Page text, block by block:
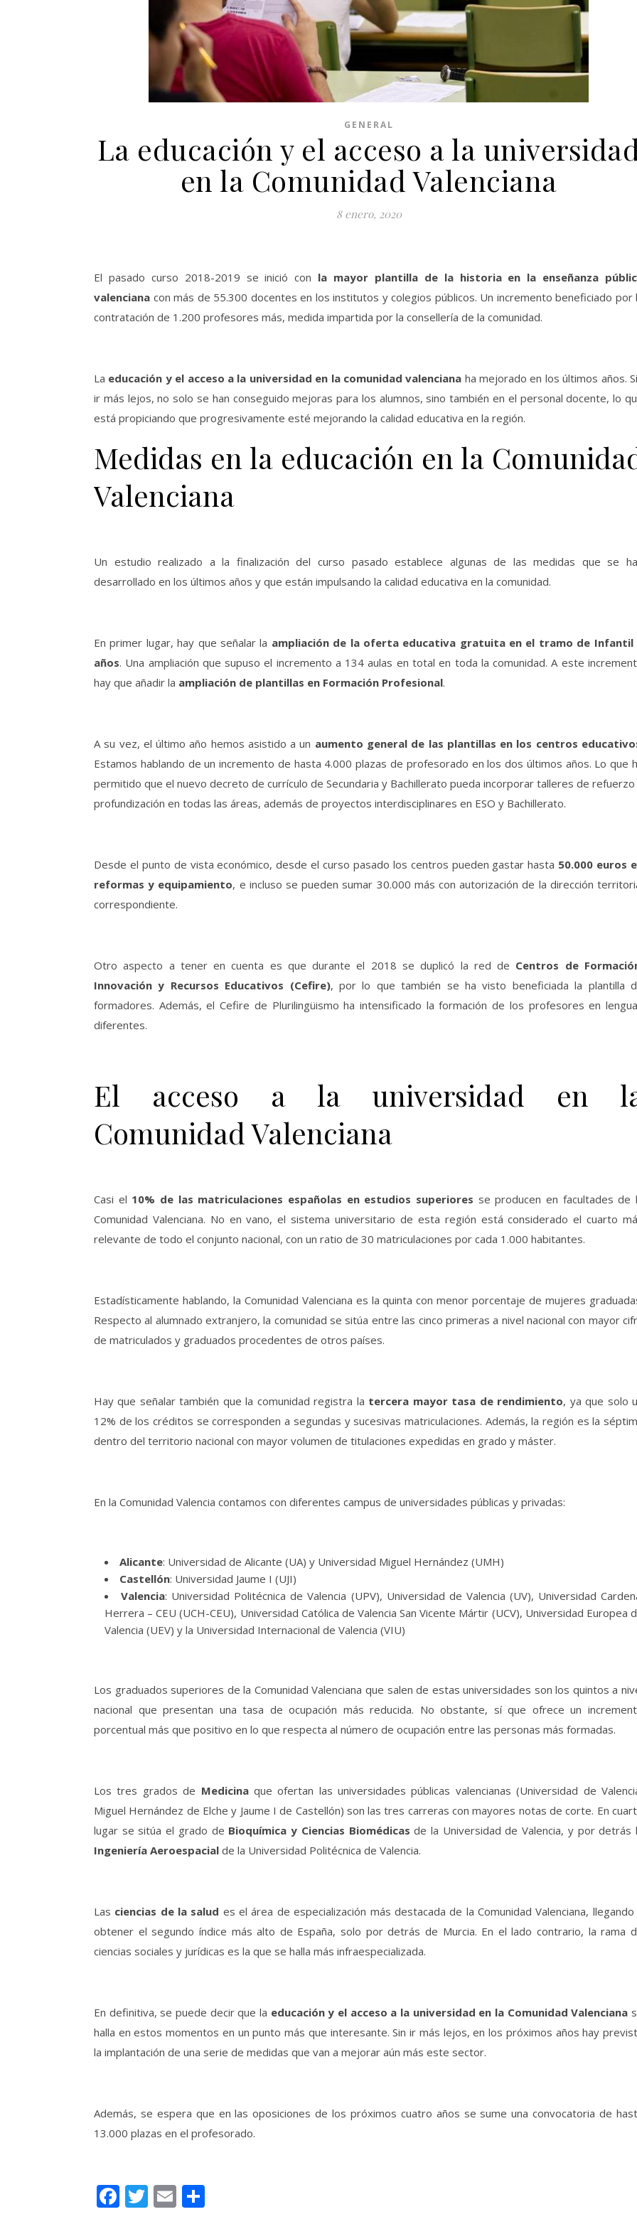
GENERAL
La educación y el acceso a la universidad
en la Comunidad Valenciana
8 enero, 2020
El pasado curso 2018-2019 se inició con la mayor plantilla de la historia en la enseñanza
valenciana con más de 55.300 docentes en los institutos y colegios públicos. Un incremento beneficiado por
contratación de 1.200 profesores más, medida impartida por la consellería de la comunidad.
La educación y el acceso a la universidad en la comunidad valenciana ha mejorado en los últimos años.
ir más lejos, no solo se han conseguido mejoras para los alumnos, sino también en el personal docente, lo
está propiciando que progresivamente esté mejorando la calidad educativa en la región.
Medidas en la educación en la
Valenciana
Un estudio realizado a la finalización del curso pasado establece algunas de las medidas que se
desarrollado en los últimos años y que están impulsando la calidad educativa en la comunidad.
En primer lugar, hay que señalar la ampliación de la oferta educativa gratuita en el tramo de Infantil
años. Una ampliación que supuso el incremento a 134 aulas en total en toda la comunidad. A este
hay que añadir la ampliación de plantillas en Formación Profesional.
A su vez, el último año hemos asistido a un aumento general de las plantillas en los centros
Estamos hablando de un incremento de hasta 4.000 plazas de profesorado en los dos últimos años. Lo que
permitido que el nuevo decreto de currículo de Secundaria y Bachillerato pueda incorporar talleres de
profundización en todas las áreas, además de proyectos interdisciplinares en ESO y Bachillerato.
Desde el punto de vista económico, desde el curso pasado los centros pueden gastar hasta 50.000 euros
reformas y equipamiento, e incluso se pueden sumar 30.000 más con autorización de la dirección
correspondiente.
Otro aspecto a tener en cuenta es que durante el 2018 se duplicó la red de Centros de
Innovación y Recursos Educativos (Cefire), por lo que también se ha visto beneficiada la plantilla
formadores. Además, el Cefire de Plurilingüismo ha intensificado la formación de los profesores en
diferentes.
El acceso a la universidad en
Comunidad Valenciana
Casi el 10% de las matriculaciones españolas en estudios superiores se producen en facultades de
Comunidad Valenciana. No en vano, el sistema universitario de esta región está considerado el cuarto
relevante de todo el conjunto nacional, con un ratio de 30 matriculaciones por cada 1.000 habitantes.
Estadísticamente hablando, la Comunidad Valenciana es la quinta con menor porcentaje de mujeres
Respecto al alumnado extranjero, la comunidad se sitúa entre las cinco primeras a nivel nacional con mayor
de matriculados y graduados procedentes de otros países.
Hay que señalar también que la comunidad registra la tercera mayor tasa de rendimiento, ya que solo
12% de los créditos se corresponden a segundas y sucesivas matriculaciones. Además, la región es la
dentro del territorio nacional con mayor volumen de titulaciones expedidas en grado y máster.
En la Comunidad Valencia contamos con diferentes campus de universidades públicas y privadas:
Alicante: Universidad de Alicante (UA) y Universidad Miguel Hernández (UMH)
Castellón: Universidad Jaume I (UJI)
Valencia: Universidad Politécnica de Valencia (UPV), Universidad de Valencia (UV), Universidad
Herrera – CEU (UCH-CEU), Universidad Católica de Valencia San Vicente Mártir (UCV), Universidad Europea
Valencia (UEV) y la Universidad Internacional de Valencia (VIU)
Los graduados superiores de la Comunidad Valenciana que salen de estas universidades son los quintos a
nacional que presentan una tasa de ocupación más reducida. No obstante, sí que ofrece un
porcentual más que positivo en lo que respecta al número de ocupación entre las personas más formadas.
Los tres grados de Medicinaque ofertan las universidades públicas valencianas (Universidad de
Miguel Hernández de Elche y Jaume I de Castellón) son las tres carreras con mayores notas de corte. En
lugar se sitúa el grado de Bioquímica y Ciencias Biomédicas de la Universidad de Valencia, y por detrás
Ingeniería Aeroespacial de la Universidad Politécnica de Valencia.
Las ciencias de la salud es el área de especialización más destacada de la Comunidad Valenciana, llegando
obtener el segundo índice más alto de España, solo por detrás de Murcia. En el lado contrario, la rama
ciencias sociales y jurídicas es la que se halla más infraespecializada.
En definitiva, se puede decir que la educación y el acceso a la universidad en la Comunidad Valenciana
halla en estos momentos en un punto más que interesante. Sin ir más lejos, en los próximos años hay
la implantación de una serie de medidas que van a mejorar aún más este sector.
Además, se espera que en las oposiciones de los próximos cuatro años se sume una convocatoria de
13.000 plazas en el profesorado.
Facebook
Twitter
Email